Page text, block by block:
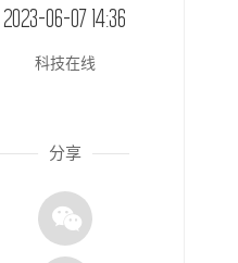
2023-06-07 14:36
科技在线
分享